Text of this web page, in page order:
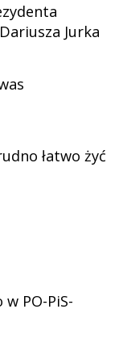
Jurka
łatwo żyć
PO-PiS-